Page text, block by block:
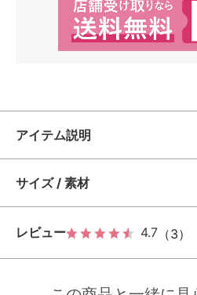
アイテム説明
サイズ / 素材
レビュー 4.7 （3）